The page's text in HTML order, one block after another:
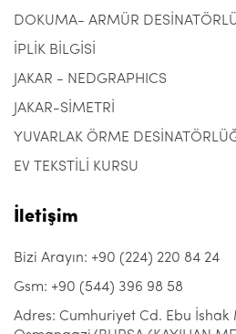
DOKUMA- ARMÜR
İPLİK BİLGİSİ
JAKAR - NEDGRAPHICS
JAKAR-SİMETRİ
YUVARLAK ÖRME
EV TEKSTİLİ KURSU
İletişim
Bizi Arayın: +90 (224) 220 84 24
Gsm: +90 (544) 396 98 58
Adres: Cumhuriyet Cd. Ebu İshak